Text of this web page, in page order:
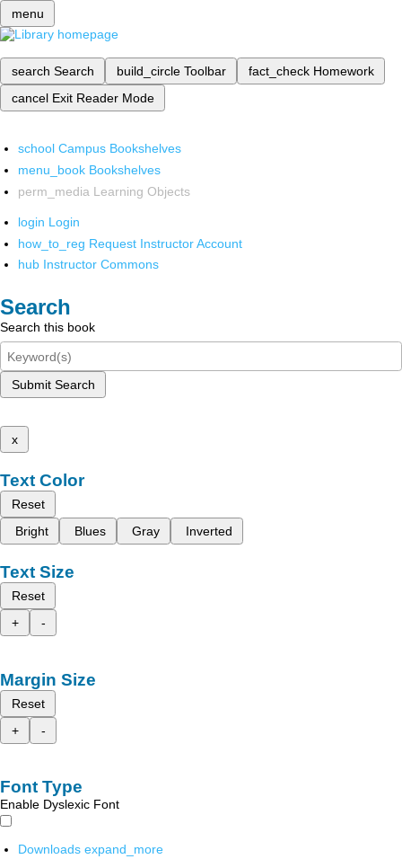
menu
search Search build_circle Toolbar fact_check Homework
cancel Exit Reader Mode
school Campus Bookshelves
menu_book Bookshelves
perm_media Learning Objects
login Login
how_to_reg Request Instructor Account
hub Instructor Commons
Search
Search this book
Submit Search
x
Text Color
Reset
Bright
Blues Gray Inverted
Text Size
Reset
+
-
Margin Size
Reset
+
-
Font Type
Enable Dyslexic Font
Downloads expand_more